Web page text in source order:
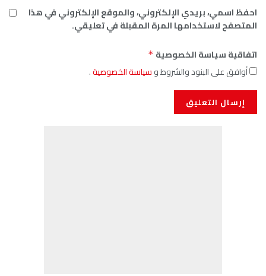
احفظ اسمي، بريدي الإلكتروني، والموقع الإلكتروني في هذا
المتصفح لاستخدامها المرة المقبلة في تعليقي.
اتفاقية سياسة الخصوصية *
أوافق على البنود والشروط وسياسة الخصوصية.